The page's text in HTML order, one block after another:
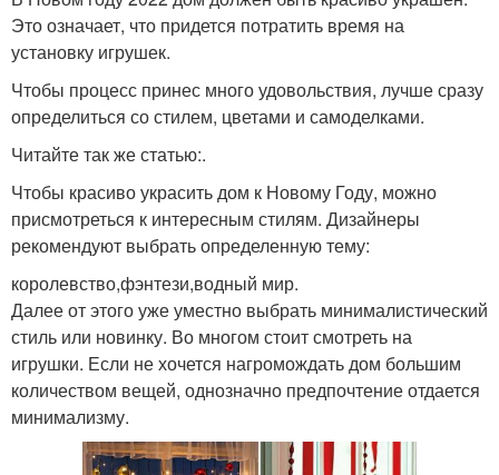
Это означает, что придется потратить время на
установку игрушек.
Чтобы процесс принес много удовольствия, лучше сразу
определиться со стилем, цветами и самоделками.
Читайте так же статью:.
Чтобы красиво украсить дом к Новому Году, можно
присмотреться к интересным стилям. Дизайнеры
рекомендуют выбрать определенную тему:
королевство,фэнтези,водный мир.
Далее от этого уже уместно выбрать минималистический
стиль или новинку. Во многом стоит смотреть на
игрушки. Если не хочется нагромождать дом большим
количеством вещей, однозначно предпочтение отдается
минимализму.